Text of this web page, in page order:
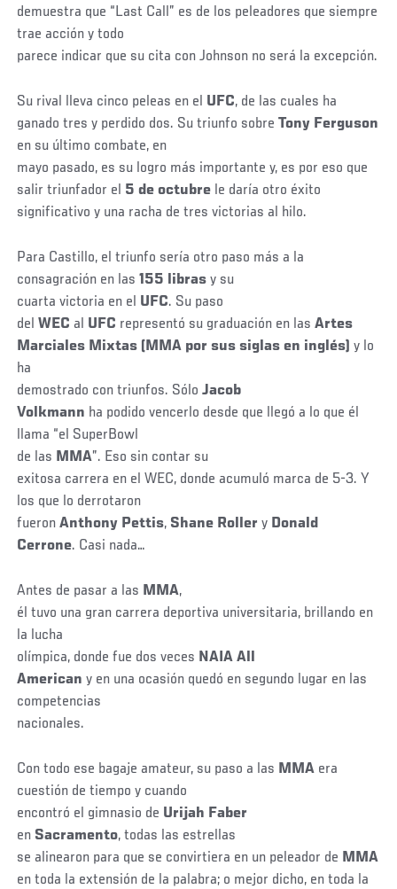
demuestra que “Last Call” es de los peleadores que siempre
trae acción y todo
parece indicar que su cita con Johnson no será la excepción.
Su rival lleva cinco peleas en el UFC, de las cuales ha
ganado tres y perdido dos. Su triunfo sobreTony Ferguson
en su último combate, en
mayo pasado, es su logro más importante y, es por eso que
salir triunfador el 5 de octubre le daría otro éxito
significativo y una racha de tres victorias al hilo.
Para Castillo, el triunfo sería otro paso más a la
consagración en las155 libras y su
cuarta victoria en el UFC. Su paso
delWEC al UFC representó su graduación en lasArtes
Marciales Mixtas (MMA por sus siglas en inglés)y lo
ha
demostrado con triunfos. SóloJacob
Volkmann ha podido vencerlo desde que llegó a lo que él
llama “el SuperBowl
de las MMA”. Eso sin contar su
exitosa carrera en el WEC, donde acumuló marca de 5-3. Y
los que lo derrotaron
fueronAnthony Pettis, Shane Roller y Donald
Cerrone. Casi nada…
Antes de pasar a las MMA,
él tuvo una gran carrera deportiva universitaria, brillando en
la lucha
olímpica, donde fue dos veces NAIA All
American y en una ocasión quedó en segundo lugar en las
competencias
nacionales.
Con todo ese bagaje amateur, su paso a las MMA era
cuestión de tiempo y cuando
encontró el gimnasio de Urijah Faber
en Sacramento, todas las estrellas
se alinearon para que se convirtiera en un peleador de MMA
en toda la extensión de la palabra; o mejor dicho, en toda la